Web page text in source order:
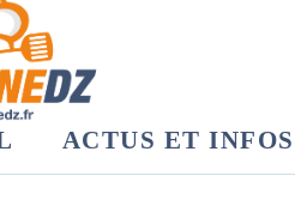
ACTUS ET INFOS